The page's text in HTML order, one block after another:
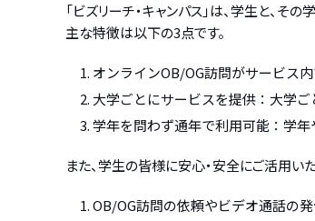
「ビズリーチ・キャンパス」は、学生と、
主な特徴は以下の3点です。
オンラインOB/OG訪問がサービス
大学ごとにサービスを提供：大学
学年を問わず通年で利用可能：学
また、学生の皆様に安心・安全にご活用い
OB/OG訪問の依頼やビデオ通話の発